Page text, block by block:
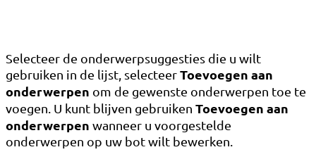
Selecteer de onderwerpsuggesties die u wilt
gebruiken in de lijst, selecteerToevoegen aan
onderwerpen om de gewenste onderwerpen toe te
voegen. U kunt blijven gebruiken Toevoegen aan
onderwerpen wanneer u voorgestelde
onderwerpen op uw bot wilt bewerken.